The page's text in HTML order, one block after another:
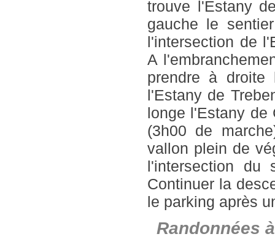
trouve l'Estany
gauche le
l'intersection de
A
prendre à droite
l'Estany de
longe l'Estany de
(3h00 de
vallon plein de
l'intersection du
Continuer la
le parking après
Randonnées